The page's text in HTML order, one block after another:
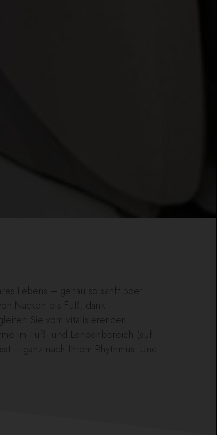
Lebens – genau so sanft oder
Nacken bis Fuß, dank
Sie vom vitalisierenden
im Fuß- und Lendenbereich (auf
– ganz nach Ihrem Rhythmus. Und